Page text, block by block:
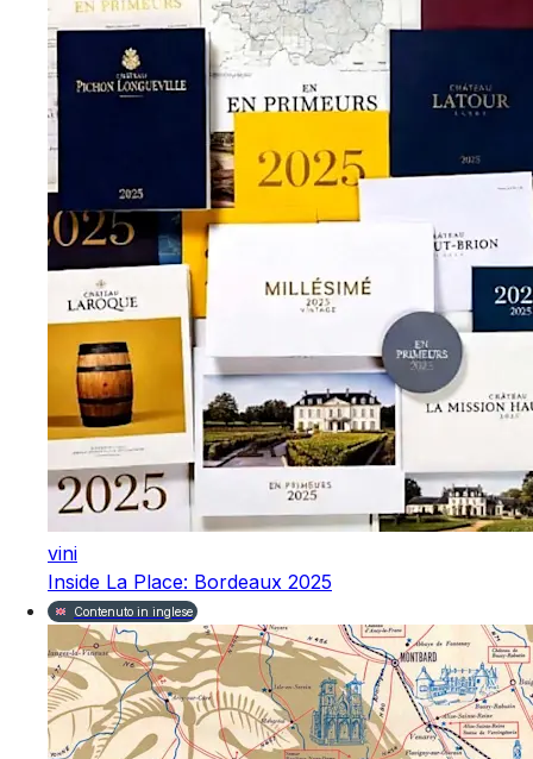
vini
Inside La Place: Bordeaux 2025
Contenuto in inglese